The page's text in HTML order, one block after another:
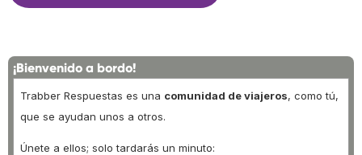
¡Bienvenido a bordo!
Trabber Respuestas es una comunidad de viajeros, como tú,
que se ayudan unos a otros.
Únete a ellos; solo tardarás un minuto: